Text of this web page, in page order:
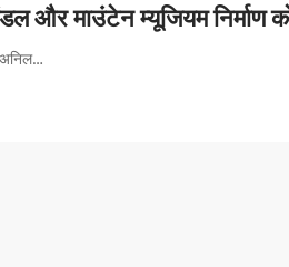
और माउंटेन म्यूजियम निर्माण